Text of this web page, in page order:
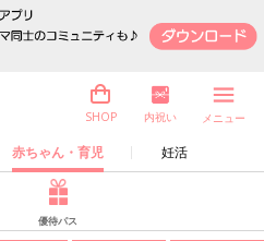
赤ちゃん・育児 妊活
SHOP 内祝い メニュー
優待パス